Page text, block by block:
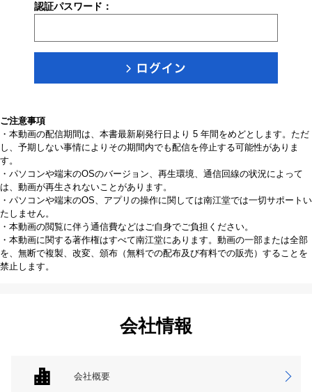
認証パスワード：
ご注意事項
・本動画の配信期間は、本書最新刷発行日より 5 年間をめどとします。ただ
し、予期しない事情によりその期間内でも配信を停止する可能性がありま
す。
・パソコンや端末のOSのバージョン、再生環境、通信回線の状況によって
は、動画が再生されないことがあります。
・パソコンや端末のOS、アプリの操作に関しては南江堂では一切サポートい
たしません。
・本動画の閲覧に伴う通信費などはご自身でご負担ください。
・本動画に関する著作権はすべて南江堂にあります。動画の一部または全部
を、無断で複製、改変、頒布（無料での配布及び有料での販売）することを
禁止します。
会社情報
会社概要